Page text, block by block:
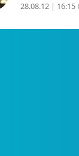
28.08.12 | 16:15